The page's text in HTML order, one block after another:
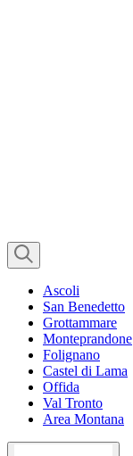
Ascoli
San Benedetto
Grottammare
Monteprandone
Folignano
Castel di Lama
Offida
Val Tronto
Area Montana